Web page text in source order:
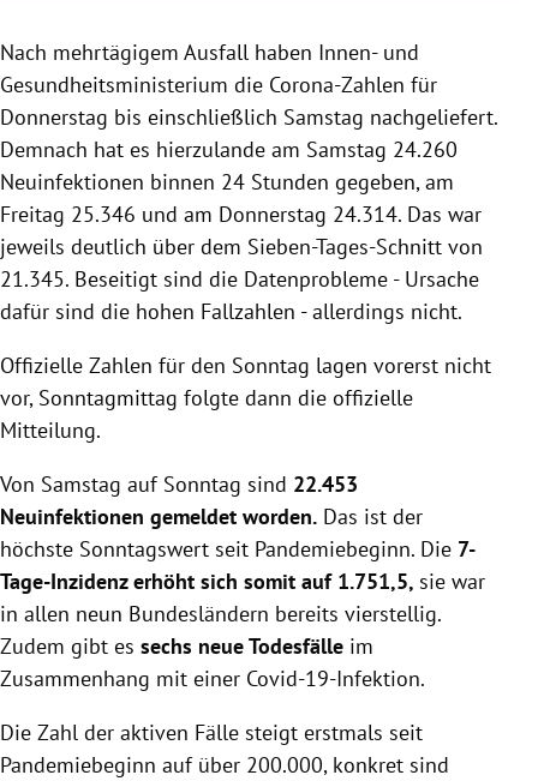
Untermenü
Nach mehrtägigem Ausfall haben Innen- und
Gesundheitsministerium die Corona-Zahlen für
Donnerstag bis einschließlich Samstag nachgeliefert.
Demnach hat es hierzulande am Samstag 24.260
Neuinfektionen binnen 24 Stunden gegeben, am
Freitag 25.346 und am Donnerstag 24.314. Das war
jeweils deutlich über dem Sieben-Tages-Schnitt von
21.345. Beseitigt sind die Datenprobleme - Ursache
dafür sind die hohen Fallzahlen - allerdings nicht.
Offizielle Zahlen für den Sonntag lagen vorerst nicht
vor, Sonntagmittag folgte dann die offizielle
Mitteilung.
Von Samstag auf Sonntag sind 22.453
Neuinfektionen gemeldet worden. Das ist der
höchste Sonntagswert seit Pandemiebeginn. Die 7-
Tage-Inzidenz erhöht sich somit auf 1.751,5, sie war
in allen neun Bundesländern bereits vierstellig.
Zudem gibt es sechs neue Todesfälle im
Zusammenhang mit einer Covid-19-Infektion.
Die Zahl der aktiven Fälle steigt erstmals seit
Pandemiebeginn auf über 200.000, konkret sind